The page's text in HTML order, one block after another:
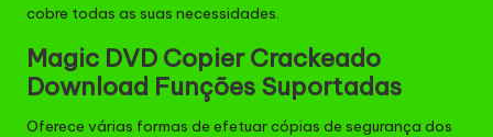
cobre todas as suas necessidades.
Magic DVD Copier Crackeado
Download Funções Suportadas
Oferece várias formas de efetuar cópias de segurança dos